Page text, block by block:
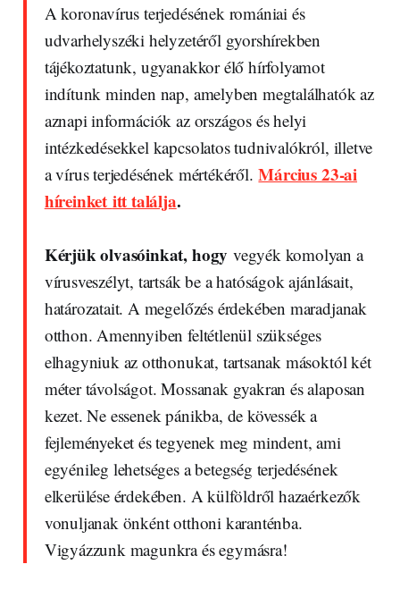
A koronavírus terjedésének romániai és
udvarhelyszéki helyzetéről gyorshírekben
tájékoztatunk, ugyanakkor élő hírfolyamot
indítunk minden nap, amelyben megtalálhatók az
aznapi információk az országos és helyi
intézkedésekkel kapcsolatos tudnivalókról, illetve
a vírus terjedésének mértékéről.Március 23-ai
híreinket itt találja.
Kérjük olvasóinkat, hogy vegyék komolyan a
vírusveszélyt, tartsák be a hatóságok ajánlásait,
határozatait. A megelőzés érdekében maradjanak
otthon. Amennyiben feltétlenül szükséges
elhagyniuk az otthonukat, tartsanak másoktól két
méter távolságot. Mossanak gyakran és alaposan
kezet. Ne essenek pánikba, de kövessék a
fejleményeket és tegyenek meg mindent, ami
egyénileg lehetséges a betegség terjedésének
elkerülése érdekében. A külföldről hazaérkezők
vonuljanak önként otthoni karanténba.
Vigyázzunk magunkra és egymásra!